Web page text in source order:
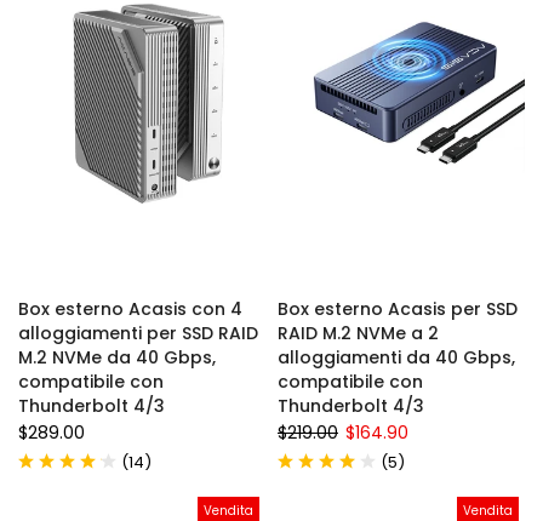
Box esterno Acasis con 4
alloggiamenti per SSD RAID
M.2 NVMe da 40 Gbps,
compatibile con
Thunderbolt 4/3
$289.00
(14)
Box esterno Acasis per SSD
RAID M.2 NVMe a 2
alloggiamenti da 40 Gbps,
compatibile con
Thunderbolt 4/3
$219.00 $164.90
(5)
Vendita Vendita